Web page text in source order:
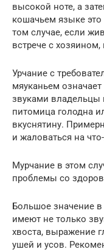
высокой ноте, а
кошачьем языке это
том случае, если
встрече с
Урчание с
мяуканьем
звуками владельцы
питомица голодна
вкуснятину.
и жаловаться на
Мурчание в этом
проблемы со
Большое значение
имеют не только
хвоста, выражение
ушей и усов.